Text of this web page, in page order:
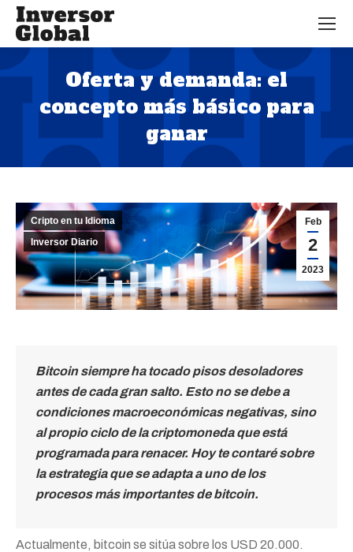
Oferta y demanda: el
concepto más básico para
ganar
Estás aquí:
Feb
2
2023
Cripto en tu Idioma
Inversor Diario
Bitcoin siempre ha tocado pisos desoladores
antes de cada gran salto. Esto no se debe a
condiciones macroeconómicas negativas, sino
al propio ciclo de la criptomoneda que está
programada para renacer. Hoy te contaré sobre
la estrategia que se adapta a uno de los
procesos más importantes de bitcoin.
Actualmente, bitcoin se sitúa sobre los USD 20.000.